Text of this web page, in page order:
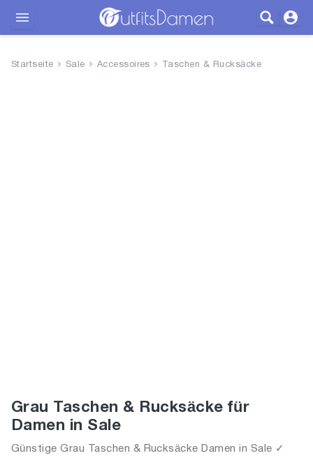
Startseite Sale Accessoires Taschen & Rucksäcke
Grau Taschen & Rucksäcke für
Damen in Sale
Günstige Grau Taschen & Rucksäcke Damen in Sale ✓